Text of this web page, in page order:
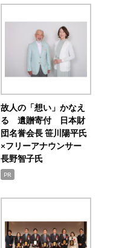
故人の「想い」かなえ
る 遺贈寄付 日本財
団名誉会長 笹川陽平氏
×フリーアナウンサー
長野智子氏
PR